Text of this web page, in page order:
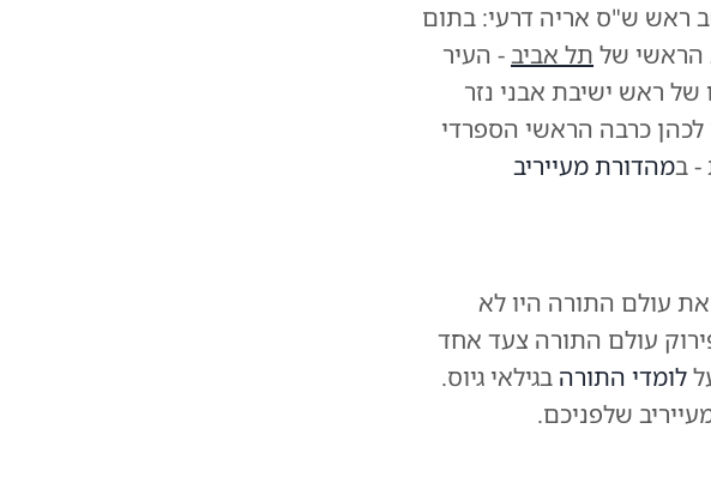
ראש ש"ס אריה דרעי: בתום
הראשי של תל אביב- העיר
של ראש ישיבת אבני נזר
לכהן כרבה הראשי הספרדי
- במהדורת מעייריב
עולם התורה היו לא
עולם התורה צעד אחד
לומדי התורה בגילאי גיוס.
שלפניכם.